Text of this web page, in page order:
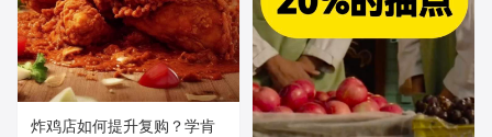
炸鸡店如何提升复购？学肯